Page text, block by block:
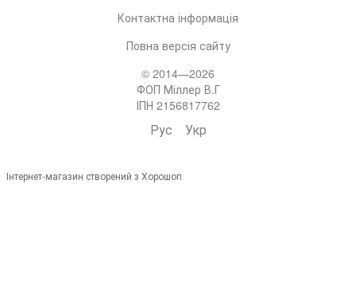
Контактна інформація
Повна версія сайту
© 2014—2026
ФОП Міллер В.Г
ІПН 2156817762
Рус Укр
Інтернет-магазин створений з Хорошоп